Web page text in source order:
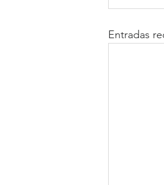
Entradas